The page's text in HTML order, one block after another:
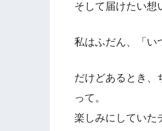
そして届けたい想
私はふだん、「い
だけどあるとき、
って。
楽しみにしていた